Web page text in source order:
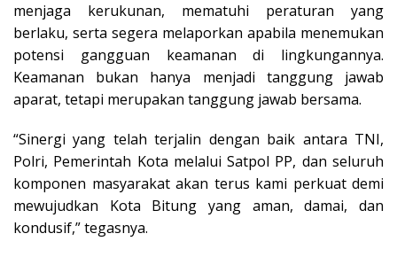
menjaga kerukunan, mematuhi peraturan yang
berlaku, serta segera melaporkan apabila menemukan
potensi gangguan keamanan di lingkungannya.
Keamanan bukan hanya menjadi tanggung jawab
aparat, tetapi merupakan tanggung jawab bersama.
“Sinergi yang telah terjalin dengan baik antara TNI,
Polri, Pemerintah Kota melalui Satpol PP, dan seluruh
komponen masyarakat akan terus kami perkuat demi
mewujudkan Kota Bitung yang aman, damai, dan
kondusif,” tegasnya.